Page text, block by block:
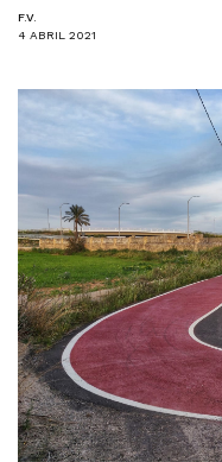
F.V.
4 ABRIL 2021